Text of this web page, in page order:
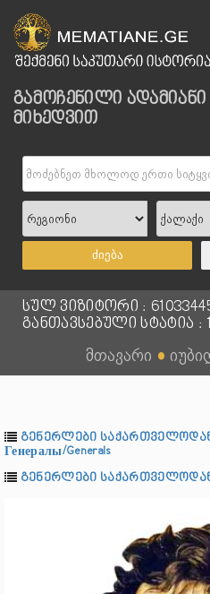
გამოჩენილი
მიხედვით
ძიება
სულ ვიზიტორი :
განთავსებული სტატია :
მთავარი ●
გენერლები საქართველოდან
Генералы/Generals
გენერლები საქართველოდან